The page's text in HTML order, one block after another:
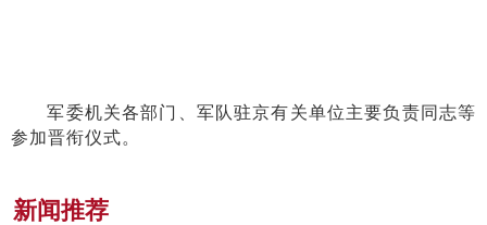
军委机关各部门、军队驻京有关单位主要负责同志等
参加晋衔仪式。
新闻推荐